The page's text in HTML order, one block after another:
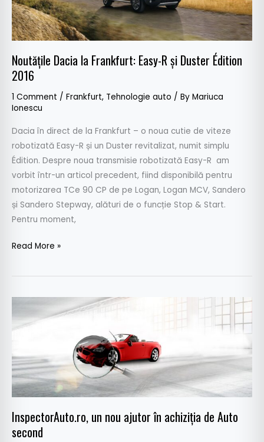
Noutățile Dacia la Frankfurt: Easy-R și Duster Édition
2016
1 Comment / Frankfurt, Tehnologie auto / By Mariuca
Ionescu
Dacia în direct de la Frankfurt – o noua cutie de viteze
robotizată Easy-R și un Duster revitalizat, numit simplu
Édition. Despre noua transmisie robotizată Easy-R am
vorbit într-un articol precedent, fiind disponibilă pentru
motorizarea TCe 90 CP de pe Logan, Logan MCV, Sandero
și Sandero Stepway, alături de o funcție Stop & Start.
Pentru moment,
R
și
Duster
2016
Read More »
InspectorAuto.ro, un nou ajutor în achiziția de Auto
second
InspectorAuto.ro,
un
nou
în
achiziția
de
second